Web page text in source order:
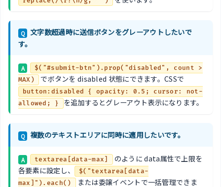
Q
文字数超過時に送信ボタンをグレーアウトしたいで
す。
A
$("#submit-btn").prop("disabled", count >
MAX)
でボタンを disabled 状態にできます。CSSで
button:disabled { opacity: 0.5; cursor: not-
allowed; }
を追加するとグレーアウト表示になります。
Q 複数のテキストエリアに同時に適用したいです。
A textarea[data-max]
のように data属性で上限を
各要素に設定し、
$("textarea[data-
max]").each()
または委譲イベントで一括管理できま